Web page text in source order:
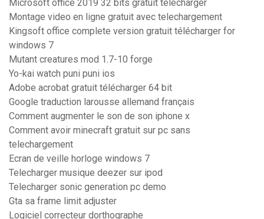
Microsoft office 2019 32 bits gratuit télécharger
Montage video en ligne gratuit avec telechargement
Kingsoft office complete version gratuit télécharger for
windows 7
Mutant creatures mod 1.7-10 forge
Yo-kai watch puni puni ios
Adobe acrobat gratuit télécharger 64 bit
Google traduction larousse allemand français
Comment augmenter le son de son iphone x
Comment avoir minecraft gratuit sur pc sans
telechargement
Ecran de veille horloge windows 7
Telecharger musique deezer sur ipod
Telecharger sonic generation pc demo
Gta sa frame limit adjuster
Logiciel correcteur dorthographe